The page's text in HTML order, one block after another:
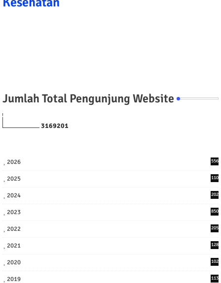
Jumlah Total Pengunjung Website
3169201
2026 556
2025
110
2024
202
2023 850
2022
205
2021
128
2020
102
2019
113